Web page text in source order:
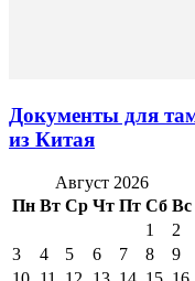
Документы для
из Китая
Август 2026
Пн Вт Ср Чт Пт Сб Вс
1
2
3
4 5 6 7 8
9